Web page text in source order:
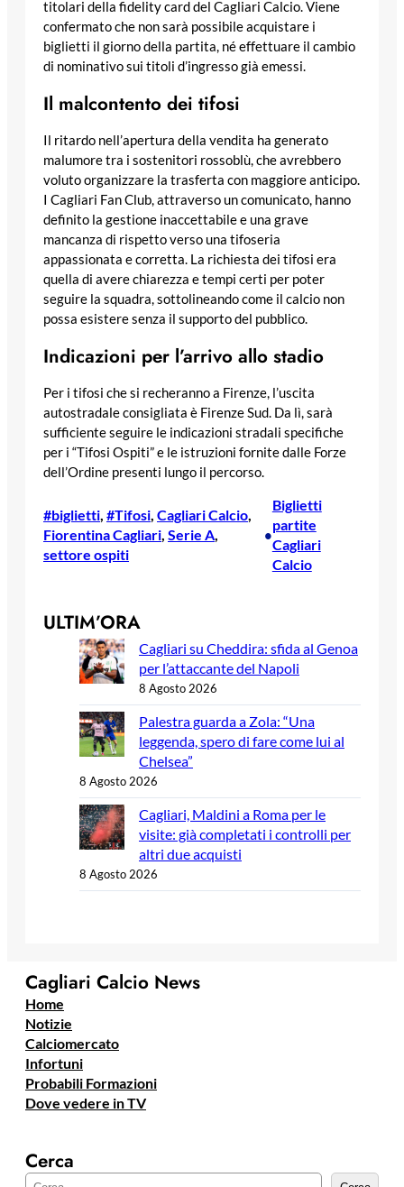
titolari della fidelity card del Cagliari Calcio. Viene
confermato che non sarà possibile acquistare i
biglietti il giorno della partita, né effettuare il cambio
di nominativo sui titoli d’ingresso già emessi.
Il malcontento dei tifosi
Il ritardo nell’apertura della vendita ha generato
malumore tra i sostenitori rossoblù, che avrebbero
voluto organizzare la trasferta con maggiore anticipo.
I Cagliari Fan Club, attraverso un comunicato, hanno
definito la gestione inaccettabile e una grave
mancanza di rispetto verso una tifoseria
appassionata e corretta. La richiesta dei tifosi era
quella di avere chiarezza e tempi certi per poter
seguire la squadra, sottolineando come il calcio non
possa esistere senza il supporto del pubblico.
Indicazioni per l’arrivo allo stadio
Per i tifosi che si recheranno a Firenze, l’uscita
autostradale consigliata è Firenze Sud. Da lì, sarà
sufficiente seguire le indicazioni stradali specifiche
per i “Tifosi Ospiti” e le istruzioni fornite dalle Forze
dell’Ordine presenti lungo il percorso.
#biglietti, #Tifosi, Cagliari Calcio
Fiorentina Cagliari, Serie A
settore ospiti
•
Biglietti
partite
Cagliari
Calcio
ULTIM’ORA
Cagliari su Cheddira: sfida al Genoa
per l’attaccante del Napoli
8 Agosto 2026
Palestra guarda a Zola: “Una
leggenda, spero di fare come lui al
Chelsea”
8 Agosto 2026
Cagliari, Maldini a Roma per le
visite: già completati i controlli per
altri due acquisti
8 Agosto 2026
Cagliari Calcio News
Home
Notizie
Calciomercato
Infortuni
Probabili Formazioni
Dove vedere in TV
Cerca